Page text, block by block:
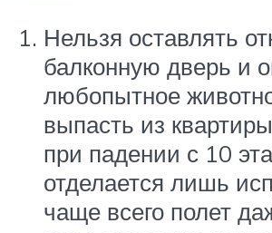
Нельзя оставлять
балконную дверь и
любопытное
выпасть из
при падении с 10
отделается лишь
чаще всего полет